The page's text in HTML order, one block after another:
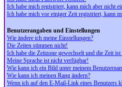
Ich habe mich registriert, kann mich aber nicht
Ich habe mich vor einiger Zeit registriert, kann
Benutzerangaben und Einstellungen
Wie ändere ich meine Einstellungen?
Die Zeiten stimmen nicht!
Ich habe die Zeitzone gewechselt und die Zeit
Meine Sprache ist nicht verfügbar!
Wie kann ich ein Bild unter meinem
Wie kann ich meinen Rang ändern?
Wenn ich auf den E-Mail-Link eines Benutzers